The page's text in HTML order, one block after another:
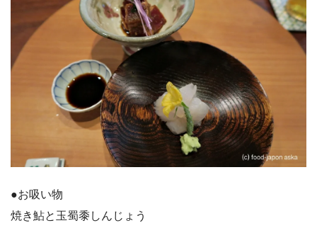
●お吸い物
焼き鮎と玉蜀黍しんじょう